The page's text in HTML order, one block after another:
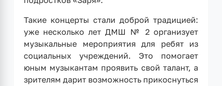
Такие концерты стали доброй традицией:
уже несколько лет ДМШ № 2 организует
музыкальные мероприятия для ребят из
социальных учреждений. Это помогает
юным музыкантам проявить свой талант, а
зрителям дарит возможность прикоснуться